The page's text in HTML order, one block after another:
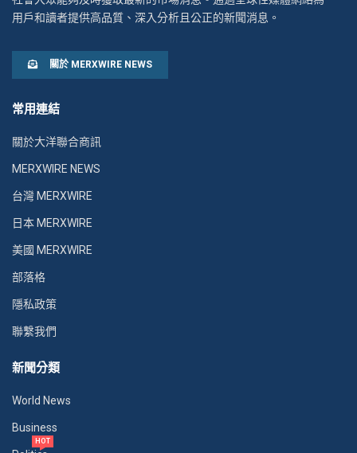
用戶和讀者提供高品質、深入分析且公正的新聞消息。
關於 MERXWIRE NEWS
常用連結
關於大洋聯合商訊
MERXWIRE NEWS
台灣 MERXWIRE
日本 MERXWIRE
美國 MERXWIRE
部落格
隱私政策
聯繫我們
新聞分類
World News
Business
HOT